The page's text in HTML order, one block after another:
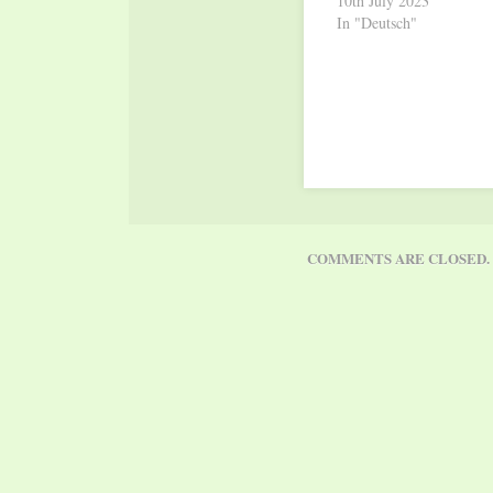
In "Deutsch"
COMMENTS ARE CLOSED.